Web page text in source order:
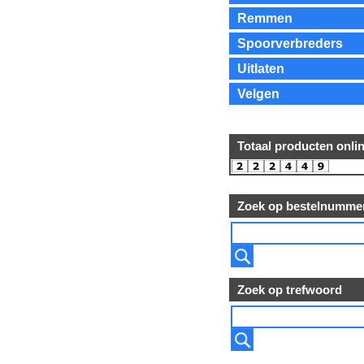
Remmen
Spoorverbreders
Uitlaten
Velgen
Totaal producten
Zoek op
Zoek op trefwoord